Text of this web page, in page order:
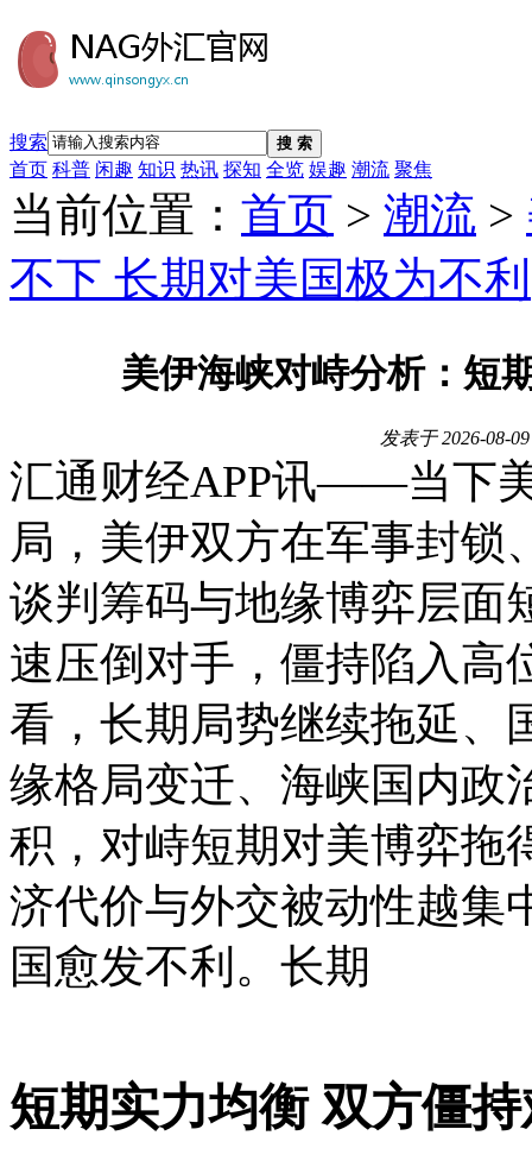
搜索 搜 索
首页 科普 闲趣 知识 热讯 探知 全览 娱趣 潮流 聚焦
当前位置： 首页 > 潮流 >
不下 长期对美国极为不利
美伊海峡对峙分析：短
发表于2026-08-
汇通财经APP讯——当下
局，美伊双方在军事封锁
谈判筹码与地缘博弈层面
速压倒对手，僵持陷入高
看，长期局势继续拖延、
缘格局变迁、海峡国内政
积，对峙短期对美博弈拖
济代价与外交被动性越集
国愈发不利。长期
短期实力均衡 双方僵